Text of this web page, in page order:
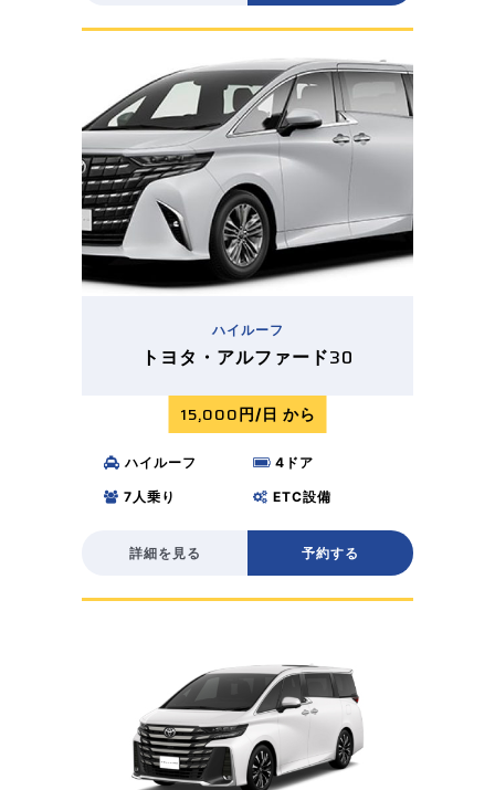
ハイルーフ​
トヨタ・アルファード30
15,000円/日 から
ハイルーフ 4 ドア
7人乗り ETC設備
詳細を見る 予約する